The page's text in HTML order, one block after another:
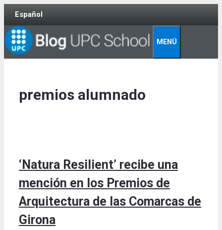
Skip
content
Español
MENÚ
premios alumnado
‘Natura Resilient’ recibe una
mención en los Premios de
Arquitectura de las Comarcas de
Girona